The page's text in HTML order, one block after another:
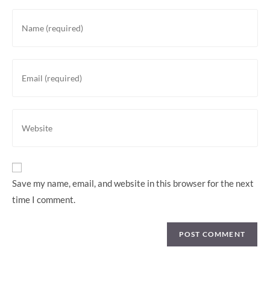
your
username
your
your
URL
Save my name, email, and website in this browser for the next
time I comment.